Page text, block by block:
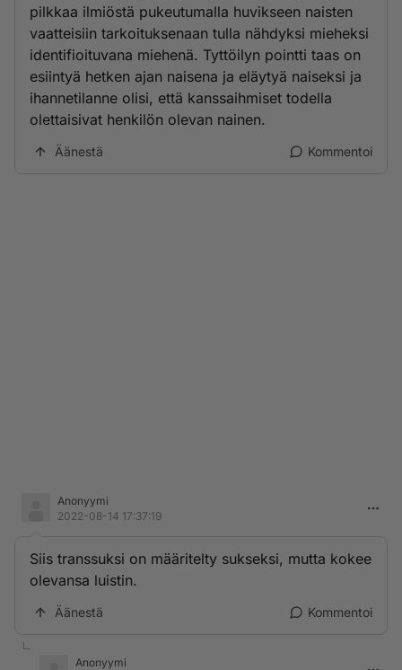
pilkkaa ilmiöstä pukeutumalla huvikseen naisten
vaatteisiin tarkoituksenaan tulla nähdyksi mieheksi
identifioituvana miehenä. Tyttöilyn pointti taas on
esiintyä hetken ajan naisena ja eläytyä naiseksi ja
ihannetilanne olisi, että kanssaihmiset todella
olettaisivat henkilön olevan nainen.
Äänestä Kommentoi
Anonyymi
2022-08-14 17:37:19
Siis transsuksi on määritelty sukseksi, mutta kokee
olevansa luistin.
Äänestä Kommentoi
Anonyymi